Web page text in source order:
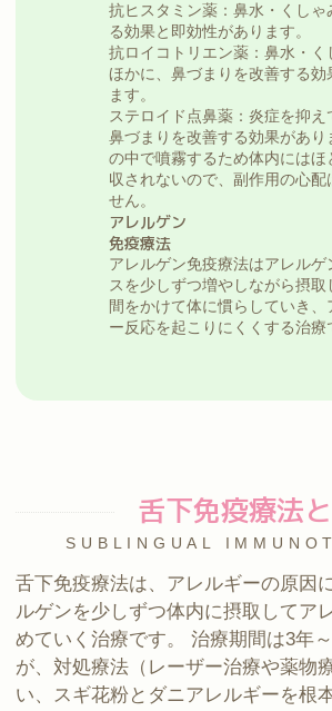
抗ヒスタミン薬 ：鼻水・くしゃ
る効果と即効性があります。
抗ロイコトリエン薬 ：鼻水・
ほかに、鼻づまりを改善する効
ます。
ステロイド点鼻薬 ：炎症を抑
鼻づまりを改善する効果があり
の中で噴霧するため体内にはほ
収されないので、副作用の心配
せん。
アレルゲン
免疫療法
アレルゲン免疫療法はアレルゲ
スを少しずつ増やしながら摂取
間をかけて体に慣らしていき、
ー反応を起こりにくくする治療
舌下免疫療法
SUBLINGUAL
舌下免疫療法は、アレルギーの原因
ルゲンを少しずつ体内に摂取してア
めていく治療です。 治療期間は3年
が、対処療法（レーザー治療や薬物
い、スギ花粉とダニアレルギーを根